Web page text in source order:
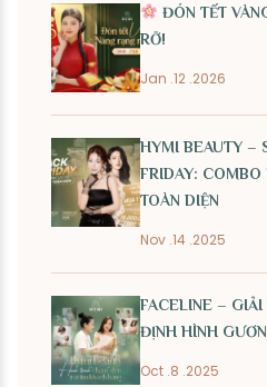
ĐÓN TẾT
RỠ!
Jan .12 .2026
HYMI BEAUTY –
FRIDAY:
TOÀN DIỆN
Nov .14 .2025
FACELINE – GIẢI
ĐỊNH HÌNH
Oct .8 .2025